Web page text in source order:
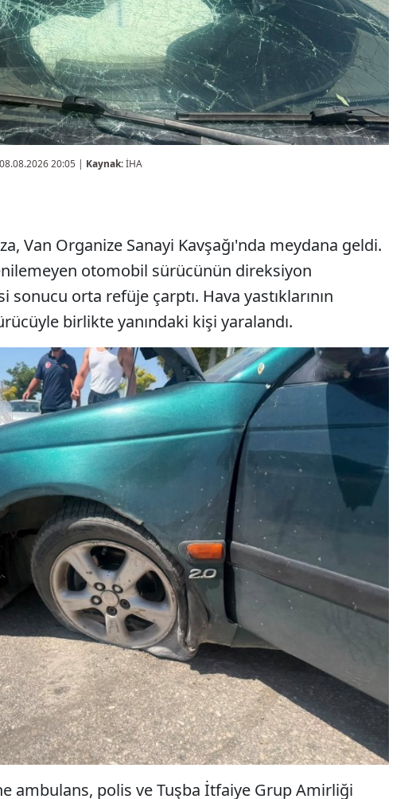
08.08.2026 20:05 | Kaynak:İHA
Van Organize Sanayi Kavşağı'nda meydana geldi.
otomobil sürücünün direksiyon
orta refüje çarptı. Hava yastıklarının
birlikte yanındaki kişi yaralandı.
ambulans, polis ve Tuşba İtfaiye Grup Amirliği